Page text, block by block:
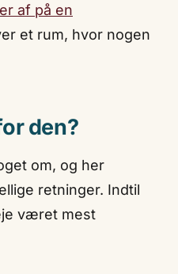
af på en
et rum, hvor nogen
den?
om, og her
retninger. Indtil
været mest